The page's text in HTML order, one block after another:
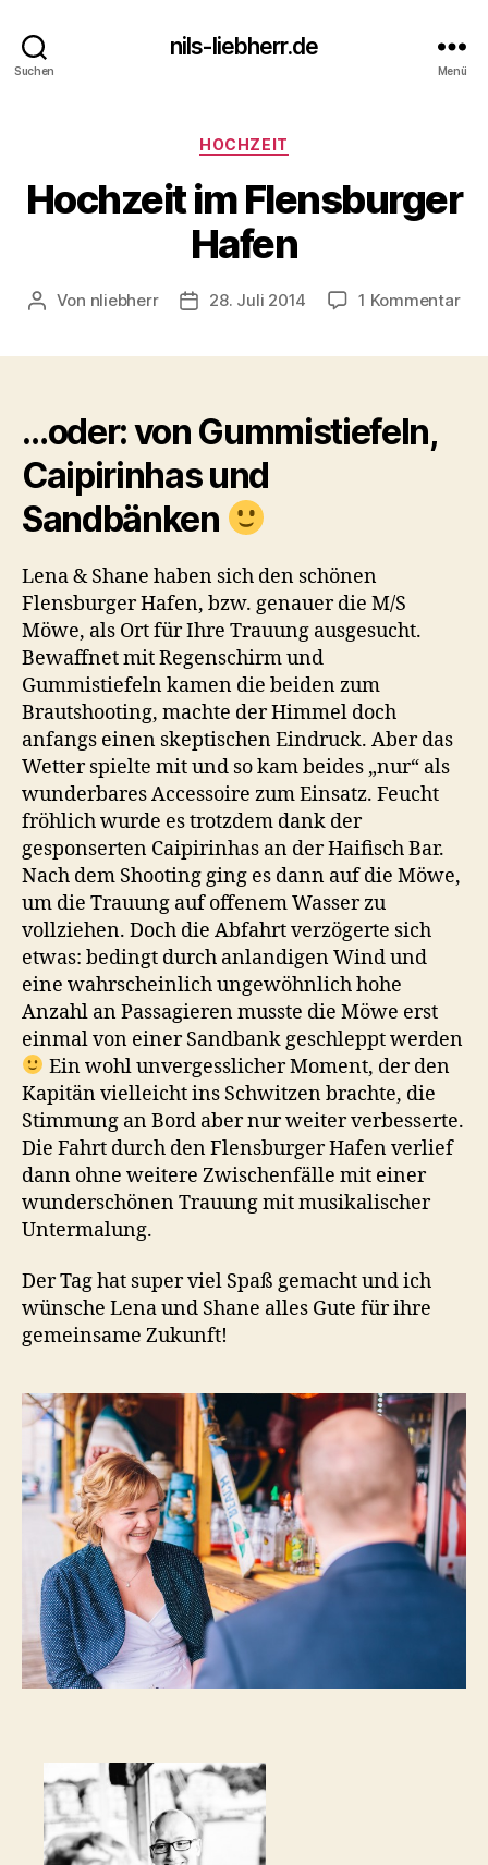
Suchen
nils-liebherr.de
Menü
Kategorien
HOCHZEIT
Hochzeit im Flensburger
Hafen
Beitragsautor
Von nliebherr Beitragsdatum
28. Juli 2014 1 Kommentarzu
…oder: von Gummistiefeln,
Caipirinhas und
Sandbänken
Lena & Shane haben sich den schönen
Flensburger Hafen, bzw. genauer die M/S
Möwe, als Ort für Ihre Trauung ausgesucht.
Bewaffnet mit Regenschirm und
Gummistiefeln kamen die beiden zum
Brautshooting, machte der Himmel doch
anfangs einen skeptischen Eindruck. Aber das
Wetter spielte mit und so kam beides „nur“ als
wunderbares Accessoire zum Einsatz. Feucht
fröhlich wurde es trotzdem dank der
gesponserten Caipirinhas an der Haifisch Bar.
Nach dem Shooting ging es dann auf die Möwe,
um die Trauung auf offenem Wasser zu
vollziehen. Doch die Abfahrt verzögerte sich
etwas: bedingt durch anlandigen Wind und
eine wahrscheinlich ungewöhnlich hohe
Anzahl an Passagieren musste die Möwe erst
einmal von einer Sandbank geschleppt werden
Ein wohl unvergesslicher Moment, der den
Kapitän vielleicht ins Schwitzen brachte, die
Stimmung an Bord aber nur weiter verbesserte.
Die Fahrt durch den Flensburger Hafen verlief
dann ohne weitere Zwischenfälle mit einer
wunderschönen Trauung mit musikalischer
Untermalung.
Der Tag hat super viel Spaß gemacht und ich
wünsche Lena und Shane alles Gute für ihre
gemeinsame Zukunft!